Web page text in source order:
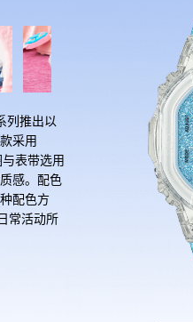
列推出以
采用
表带选用
感。配色
配色方
常活动所